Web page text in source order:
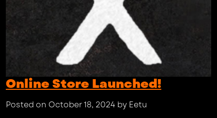
Online Store Launched!
Posted on October 18, 2024 by Eetu